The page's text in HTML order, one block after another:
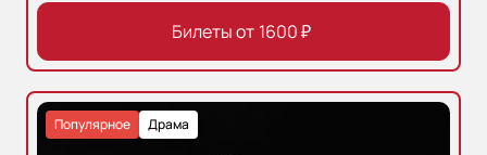
Билеты от 1600₽
Драма
Популярное